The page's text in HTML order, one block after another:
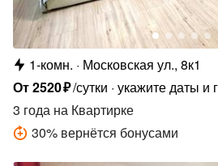
1-комн.
Московская ул., 8к1
От2520₽/сутки укажите даты и
3 года на Квартирке
30% вернётся бонусами